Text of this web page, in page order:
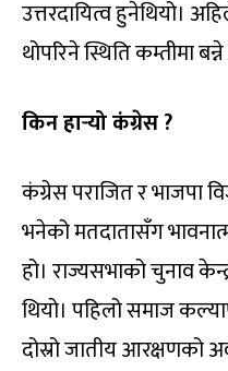
उत्तरदायित्व हुनेथियो।
थोपरिने स्थिति कम्तीमा
किन हार्‍यो कंग्रेस?
कंग्रेस पराजित र भाजपा
भनेको मतदातासँग
हो। राज्यसभाको चुनाव
थियो। पहिलो समाज
दोस्रो जातीय आरक्षणको